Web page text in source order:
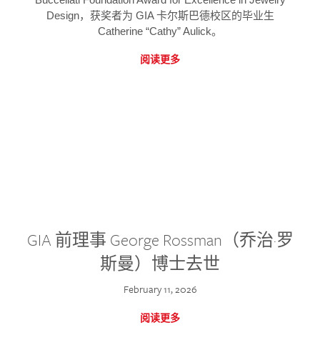
Design，获奖者为 GIA 卡尔斯巴德校区的毕业生
Catherine “Cathy” Aulick。
阅读更多
GIA 前理事 George Rossman（乔治·罗
斯曼）博士去世
February 11, 2026
阅读更多